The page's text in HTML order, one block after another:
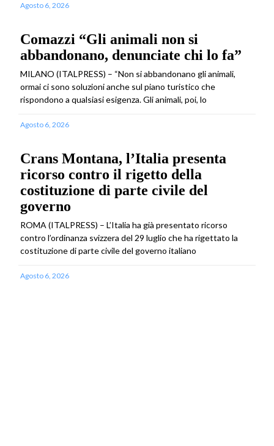
Agosto 6, 2026
Comazzi “Gli animali non si
abbandonano, denunciate chi lo fa”
MILANO (ITALPRESS) – “Non si abbandonano gli animali,
ormai ci sono soluzioni anche sul piano turistico che
rispondono a qualsiasi esigenza. Gli animali, poi, lo
Agosto 6, 2026
Crans Montana, l’Italia presenta
ricorso contro il rigetto della
costituzione di parte civile del
governo
ROMA (ITALPRESS) – L’Italia ha già presentato ricorso
contro l’ordinanza svizzera del 29 luglio che ha rigettato la
costituzione di parte civile del governo italiano
Agosto 6, 2026